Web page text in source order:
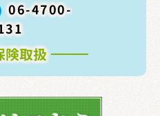
06-4700-
険取扱